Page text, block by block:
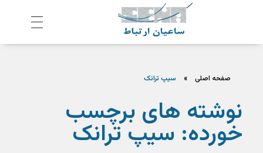
ش
رکت ساعیان ارتباط آینده پیشرو یکپارچگی و امنیت در ارتباط
صفحه اصلی » سیپ ترانک
نوشته های برچسب
خورده: سیپ ترانک